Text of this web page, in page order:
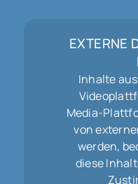
EXTERNE
Inhalte
Media-
von
werden,
diese